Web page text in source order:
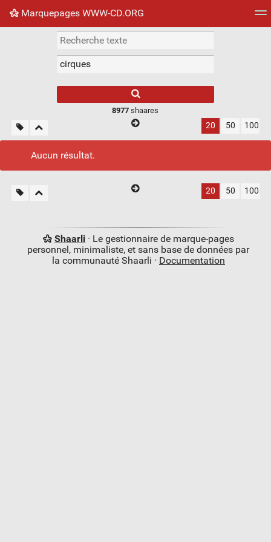
Marquepages WWW-CD.ORG
Nuage de tags Mur d'images
8977 shaares
20 50 100
Aucun résultat.
20 50 100
Shaarli· Le gestionnaire de marque-pages
personnel, minimaliste, et sans base de données par
la communauté Shaarli · Documentation